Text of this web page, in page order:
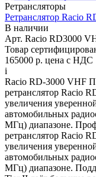
Ретрансляторы
Ретранслятор Racio
В наличии
Арт. Racio RD3000
Товар
165000 р. цена с НДС
i
Racio RD-3000 VHF
ретранслятор Racio
увеличения
автомобильных
МГц) диапазоне.
ретранслятор Racio
увеличения
автомобильных
МГц) диапазоне.